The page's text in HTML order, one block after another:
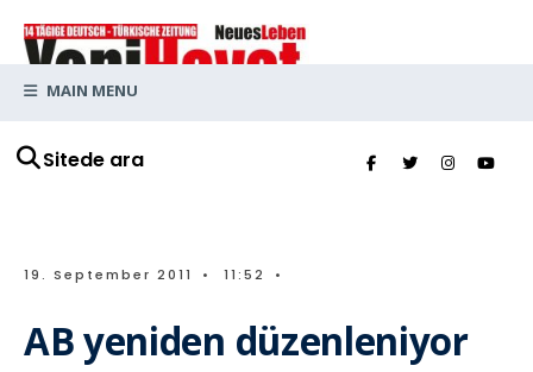
Sitede ara
MAIN MENU
19. September 2011 • 11:52 •
AB yeniden düzenleniyor